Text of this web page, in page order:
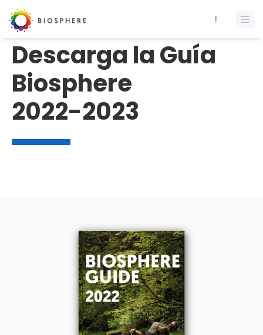
Descarga la Guía
Biosphere
2022-2023